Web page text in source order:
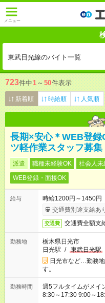
メニュー
東武日光線のバイト一覧
723件中1 ～ 50件表示
新着順 時給順 人気順
長期×安心＊WEB登録
ツ軽作業スタッフ募集
派遣 職種未経験OK 社会人未
WEB登録・面接OK
給与
時給1200円～1450
交通費別途支給あ
交通費 交通費全額支
勤務地
栃木県日光市
日光駅 / 東武日光駅
日光市など…勤務
す。
勤務時間
週5フルタイムがメインです！ ＜勤務時間の
8:30～17:30 9:00～